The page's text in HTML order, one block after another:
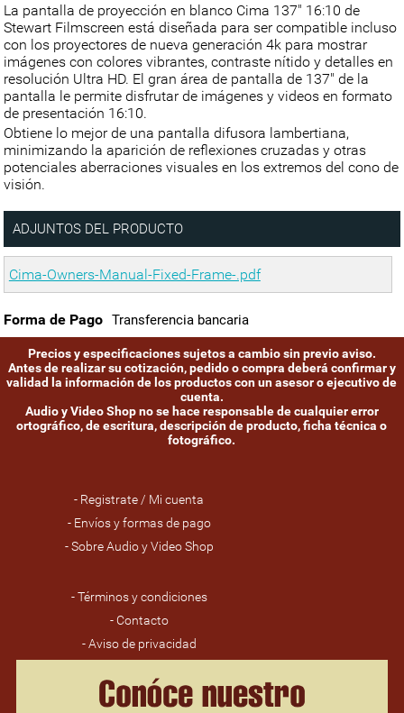
La pantalla de proyección en blanco Cima 137" 16:10 de
Stewart Filmscreen está diseñada para ser compatible incluso
con los proyectores de nueva generación 4k para mostrar
imágenes con colores vibrantes, contraste nítido y detalles en
resolución Ultra HD. El gran área de pantalla de 137" de la
pantalla le permite disfrutar de imágenes y videos en formato
de presentación 16:10.
Obtiene lo mejor de una pantalla difusora lambertiana,
minimizando la aparición de reflexiones cruzadas y otras
potenciales aberraciones visuales en los extremos del cono de
visión.
ADJUNTOS DEL PRODUCTO
Cima-Owners-Manual-Fixed-Frame-.pdf
Forma de Pago Transferencia bancaria
Precios y especificaciones sujetos a cambio sin previo aviso.
Antes de realizar su cotización, pedido o compra deberá confirmar y
validad la información de los productos con un asesor o ejecutivo de
cuenta.
Audio y Video Shop no se hace responsable de cualquier error
ortográfico, de escritura, descripción de producto, ficha técnica o
fotográfico.
- Registrate / Mi cuenta
- Envíos y formas de pago
- Sobre Audio y Video Shop
- Términos y condiciones
- Contacto
- Aviso de privacidad